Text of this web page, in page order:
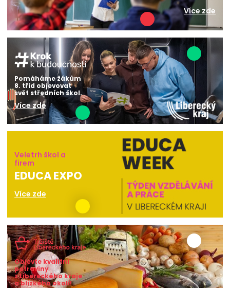
Více zde
Pomáháme žákům
8. tříd objevovat
svět středních škol.
Více zde
Veletrh škol a
firem
EDUCA EXPO
Více zde
Objevte kvalitní
potraviny
z Libereckého kraje
a blízkého okolí!